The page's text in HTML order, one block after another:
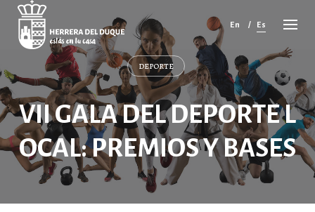
Cancelar
comentario
En Es
DEPORTE
VII GALA DEL DEPORTE L
OCAL: PREMIOS Y BASES